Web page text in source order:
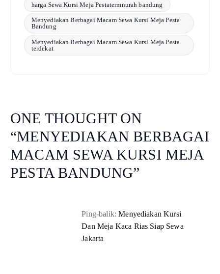
harga Sewa Kursi Meja Pestatermnurah bandung
Menyediakan Berbagai Macam Sewa Kursi Meja Pesta
Bandung
Menyediakan Berbagai Macam Sewa Kursi Meja Pesta
terdekat
ONE THOUGHT ON
“MENYEDIAKAN BERBAGAI
MACAM SEWA KURSI MEJA
PESTA BANDUNG”
Ping-balik:Menyediakan Kursi
Dan Meja Kaca Rias Siap Sewa
Jakarta